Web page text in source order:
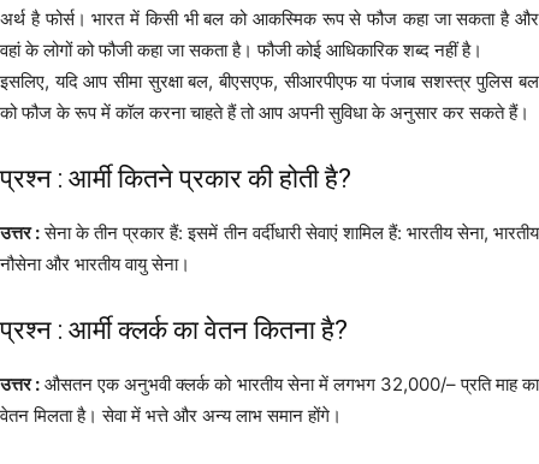
अर्थ है फोर्स। भारत में किसी भी बल को आकस्मिक रूप से फौज कहा जा सकता है और
वहां के लोगों को फौजी कहा जा सकता है। फौजी कोई आधिकारिक शब्द नहीं है।
इसलिए, यदि आप सीमा सुरक्षा बल, बीएसएफ, सीआरपीएफ या पंजाब सशस्त्र पुलिस बल
को फौज के रूप में कॉल करना चाहते हैं तो आप अपनी सुविधा के अनुसार कर सकते हैं।
प्रश्न : आर्मी कितने प्रकार की होती है?
उत्तर :सेना के तीन प्रकार हैं: इसमें तीन वर्दीधारी सेवाएं शामिल हैं: भारतीय सेना, भारतीय
नौसेना और भारतीय वायु सेना।
प्रश्न : आर्मी क्लर्क का वेतन कितना है?
उत्तर : औसतन एक अनुभवी क्लर्क को भारतीय सेना में लगभग 32,000/– प्रति माह का
वेतन मिलता है। सेवा में भत्ते और अन्य लाभ समान होंगे।